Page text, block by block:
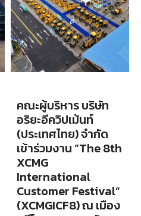
คณะผู้บริหาร บริษัท
อริยะอีควิปเม้นท์
(ประเทศไทย) จำกัด
เข้าร่วมงาน “The 8th
XCMG
International
Customer Festival”
(XCMGICF8) ณ เมือง